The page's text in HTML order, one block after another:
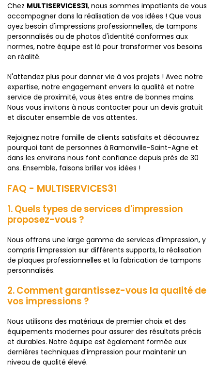
Chez MULTISERVICES31, nous sommes impatients de vous
accompagner dans la réalisation de vos idées ! Que vous
ayez besoin d'impressions professionnelles, de tampons
personnalisés ou de photos d'identité conformes aux
normes, notre équipe est là pour transformer vos besoins
en réalité.
N'attendez plus pour donner vie à vos projets ! Avec notre
expertise, notre engagement envers la qualité et notre
service de proximité, vous êtes entre de bonnes mains.
Nous vous invitons à nous contacter pour un devis gratuit
et discuter ensemble de vos attentes.
Rejoignez notre famille de clients satisfaits et découvrez
pourquoi tant de personnes à Ramonville-Saint-Agne et
dans les environs nous font confiance depuis près de 30
ans. Ensemble, faisons briller vos idées !
FAQ - MULTISERVICES31
1. Quels types de services d'impression
proposez-vous ?
Nous offrons une large gamme de services d'impression, y
compris l'impression sur différents supports, la réalisation
de plaques professionnelles et la fabrication de tampons
personnalisés.
2. Comment garantissez-vous la qualité de
vos impressions ?
Nous utilisons des matériaux de premier choix et des
équipements modernes pour assurer des résultats précis
et durables. Notre équipe est également formée aux
dernières techniques d'impression pour maintenir un
niveau de qualité élevé.